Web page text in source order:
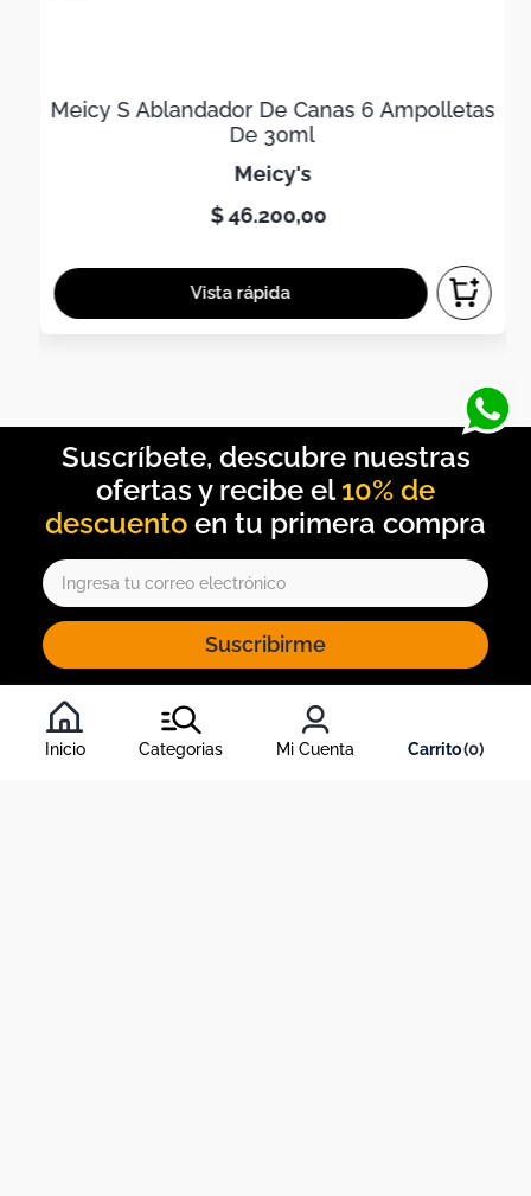
Inicio Categorias Mi Cuenta 0
Meicy S Ablandador De Canas 6 Ampolletas
De 30ml
meicy's
$46.200,00
10% de
descuento
Suscribirme
Al inscribirte al newsletter, aceptas nuestros
condiciones
, y nuestrapolítica de tratamiento de información